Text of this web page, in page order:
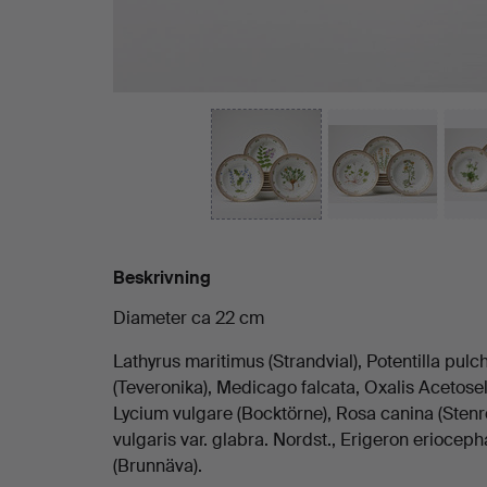
Beskrivning
Diameter ca 22 cm
Lathyrus maritimus (Strandvial), Potentilla
(Teveronika), Medicago falcata, Oxalis
Lycium vulgare (Bocktörne), Rosa canina
vulgaris var. glabra. Nordst., Erigeron
(Brunnäva).